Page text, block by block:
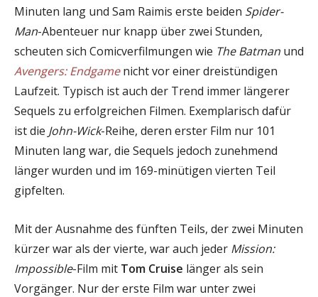
Minuten lang und Sam Raimis erste beiden Spider-
Man-Abenteuer nur knapp über zwei Stunden,
scheuten sich Comicverfilmungen wie The Batman und
Avengers: Endgamenicht vor einer dreistündigen
Laufzeit. Typisch ist auch der Trend immer längerer
Sequels zu erfolgreichen Filmen. Exemplarisch dafür
ist die John-Wick-Reihe, deren erster Film nur 101
Minuten lang war, die Sequels jedoch zunehmend
länger wurden und im 169-minütigen vierten Teil
gipfelten.
Mit der Ausnahme des fünften Teils, der zwei Minuten
kürzer war als der vierte, war auch jeder Mission:
Impossible-Film mit Tom Cruise länger als sein
Vorgänger. Nur der erste Film war unter zwei